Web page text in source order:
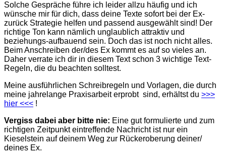
Solche Gespräche führe ich leider allzu häufig und ich
wünsche mir für dich, dass deine Texte sofort bei der Ex-
zurück Strategie helfen und passend ausgewählt sind! Der
richtige Ton kann nämlich unglaublich attraktiv und
beziehungs-aufbauend sein. Doch das ist noch nicht alles.
Beim Anschreiben der/des Ex kommt es auf so vieles an.
Daher verrate ich dir in diesem Text schon 3 wichtige Text-
Regeln, die du beachten solltest.
Meine ausführlichen Schreibregeln und Vorlagen, die durch
meine jahrelange Praxisarbeit erprobt sind, erhältst du >>>
hier <<< !
Vergiss dabei aber bitte nie: Eine gut formulierte und zum
richtigen Zeitpunkt eintreffende Nachricht ist nur ein
Kieselstein auf deinem Weg zur Rückeroberung deiner/
deines Ex.